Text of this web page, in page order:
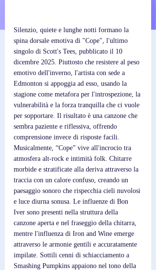
Silenzio, quiete e lunghe notti formano la
spina dorsale emotiva di "Cope", l'ultimo
singolo di Scott's Tees, pubblicato il 10
dicembre 2025. Piuttosto che resistere al peso
emotivo dell'inverno, l'artista con sede a
Edmonton si appoggia ad esso, usando la
stagione come metafora per l'introspezione, la
vulnerabilità e la forza tranquilla che ci vuole
per sopportare. Il risultato è una canzone che
sembra paziente e riflessiva, offrendo
comprensione invece di risposte facili.
Musicalmente, “Cope” vive all'incrocio tra
atmosfera alt-rock e intimità folk. Chitarre
morbide e stratificate alla deriva attraverso la
traccia con un calore confuso, creando un
paesaggio sonoro che rispecchia cieli nuvolosi
e luce diurna sonusa. Le influenze di Bon
Iver sono presenti nella struttura della
canzone aperta e nel fraseggio della chitarra,
mentre l'influenza di Iron and Wine emerge
attraverso le armonie gentili e accuratamente
impilate. Sottili cenni di schiacciamento a
Smashing Pumpkins appaiono nel tono della